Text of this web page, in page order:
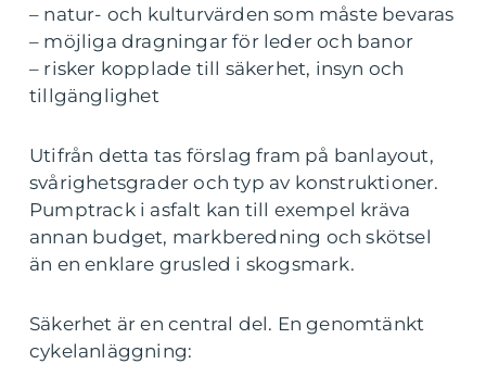
– natur- och kulturvärden som måste bevaras
– möjliga dragningar för leder och banor
– risker kopplade till säkerhet, insyn och
tillgänglighet
Utifrån detta tas förslag fram på banlayout,
svårighetsgrader och typ av konstruktioner.
Pumptrack i asfalt kan till exempel kräva
annan budget, markberedning och skötsel
än en enklare grusled i skogsmark.
Säkerhet är en central del. En genomtänkt
cykelanläggning: